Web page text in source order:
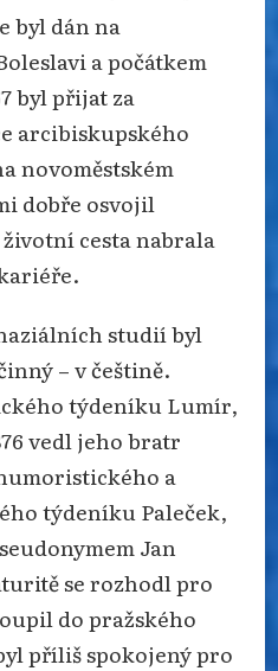
byl dán na
a počátkem
byl přijat za
arcibiskupského
novoměstském
dobře osvojil
cesta nabrala
studií byl
– v češtině.
týdeníku Lumír,
vedl jeho bratr
a
týdeníku Paleček,
Jan
se rozhodl pro
do pražského
příliš spokojený pro